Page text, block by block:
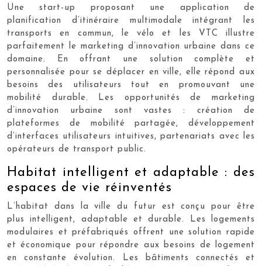
Une start-up proposant une application de
planification d’itinéraire multimodale intégrant les
transports en commun, le vélo et les VTC illustre
parfaitement le marketing d’innovation urbaine dans ce
domaine. En offrant une solution complète et
personnalisée pour se déplacer en ville, elle répond aux
besoins des utilisateurs tout en promouvant une
mobilité durable. Les opportunités de marketing
d’innovation urbaine sont vastes : création de
plateformes de mobilité partagée, développement
d’interfaces utilisateurs intuitives, partenariats avec les
opérateurs de transport public.
Habitat intelligent et adaptable : des
espaces de vie réinventés
L’habitat dans la ville du futur est conçu pour être
plus intelligent, adaptable et durable. Les logements
modulaires et préfabriqués offrent une solution rapide
et économique pour répondre aux besoins de logement
en constante évolution. Les bâtiments connectés et